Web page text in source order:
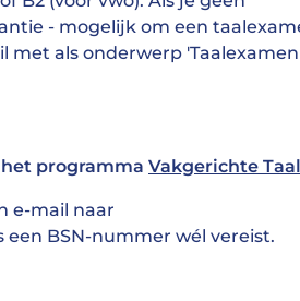
- mogelijk om een
met als onderwerp 'Taalexamen
programma Vakgerichte Taal
e-mail naar
een BSN-nummer wél vereist.